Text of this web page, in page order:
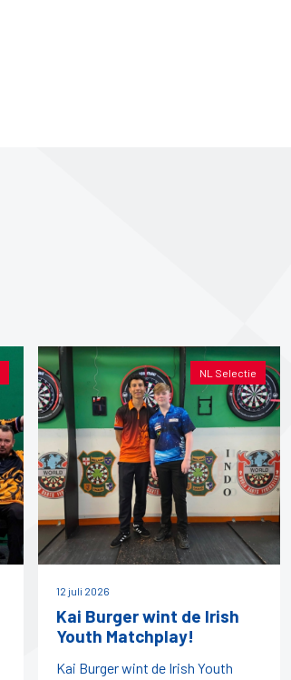
NL Selectie
12 juli 2026
Kai Burger wint de Irish
Youth Matchplay!
Kai Burger wint de Irish Youth